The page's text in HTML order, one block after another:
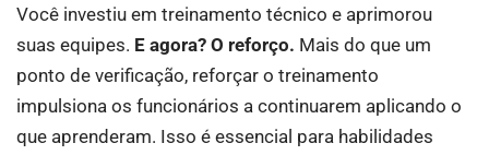
Você investiu em treinamento técnico e aprimorou
suas equipes. E agora? O reforço. Mais do que um
ponto de verificação, reforçar o treinamento
impulsiona os funcionários a continuarem aplicando o
que aprenderam. Isso é essencial para habilidades